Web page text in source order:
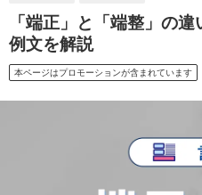
「端正」と「端整」の
例文を解説
本ページはプロモーションが含まれています